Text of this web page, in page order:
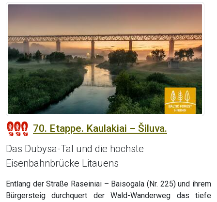
70. Etappe. Kaulakiai – Šiluva.
Das Dubysa-Tal und die höchste
Eisenbahnbrücke Litauens
Entlang der Straße Raseiniai – Baisogala (Nr. 225) und ihrem
Bürgersteig durchquert der Wald-Wanderweg das tiefe